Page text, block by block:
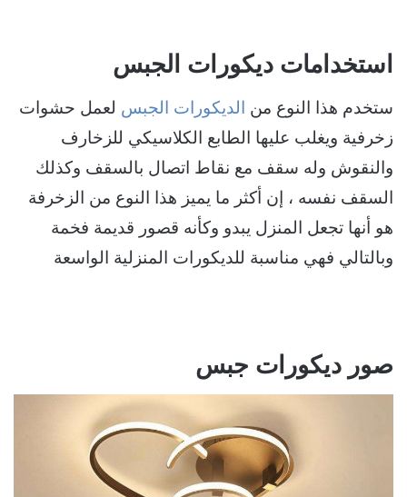
استخدامات ديكورات الجبس
ستخدم هذا النوع من الديكورات الجبس لعمل حشوات
زخرفية ويغلب عليها الطابع الكلاسيكي للزخارف
والنقوش وله سقف مع نقاط اتصال بالسقف وكذلك
السقف نفسه ، إن أكثر ما يميز هذا النوع من الزخرفة
هو أنها تجعل المنزل يبدو وكأنه قصور قديمة فخمة
وبالتالي فهي مناسبة للديكورات المنزلية الواسعة
صور ديكورات جبس